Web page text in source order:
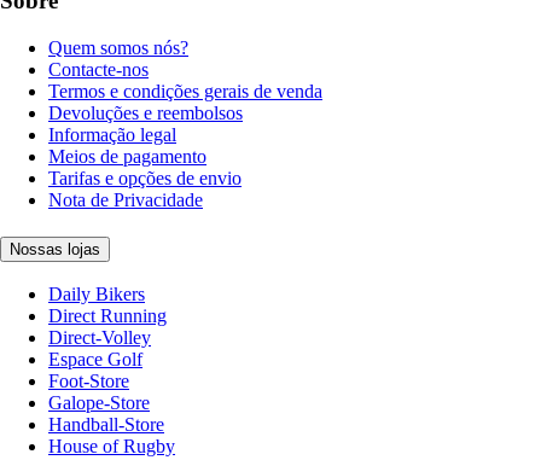
Quem somos nós?
Contacte-nos
Termos e condições gerais de venda
Devoluções e reembolsos
Informação legal
Meios de pagamento
Tarifas e opções de envio
Nota de Privacidade
Nossas lojas
Daily Bikers
Direct Running
Direct-Volley
Espace Golf
Foot-Store
Galope-Store
Handball-Store
House of Rugby